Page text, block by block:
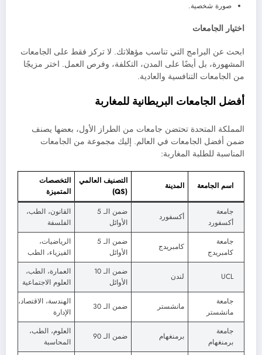
صورة شخصية.
اختيار الجامعات
ابحث عن البرامج التي تناسب مؤهلاتك. لا تركز فقط على الجامعات
المشهورة، بل أيضًا على المدن، التكلفة، وفرص العمل. اختر مزيجًا
من الجامعات التنافسية والعادية.
أفضل الجامعات البريطانية للمغاربة
المملكة المتحدة تحتضن جامعات من الطراز الأول، بعضها يصنف
ضمن أفضل الجامعات في العالم. إليك مجموعة من الجامعات
المناسبة للطلبة المغاربة:
اسم الجامعة المدينة
التصنيف العالمي
(QS)
التخصصات
المتميزة
جامعة
أكسفورد
أكسفورد
ضمن الـ 5
الأوائل
القانون، الطب،
الفلسفة
جامعة
كامبريدج
كامبريدج
ضمن الـ 5
الأوائل
الرياضيات،
الفيزياء، الطب
UCL لندن
ضمن الـ 10
الأوائل
العمارة، الطب،
العلوم الاجتماعية
جامعة
مانشستر
مانشستر ضمن الـ 30
الهندسة، الاقتصاد،
الإدارة
جامعة
برمنغهام
برمنغهام ضمن الـ 90
العلوم، الطب،
المحاسبة